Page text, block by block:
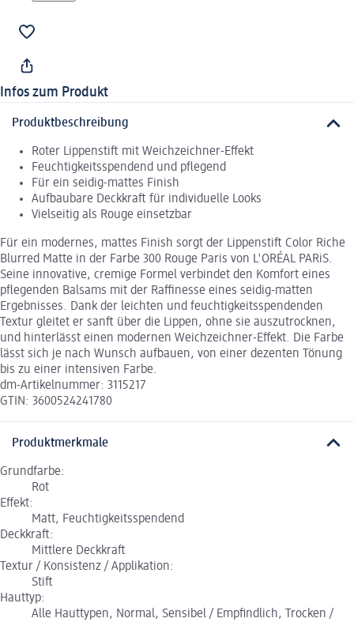
Infos zum Produkt
Produktbeschreibung
Roter Lippenstift mit Weichzeichner-Effekt
Feuchtigkeitsspendend und pflegend
Für ein seidig-mattes Finish
Aufbaubare Deckkraft für individuelle Looks
Vielseitig als Rouge einsetzbar
Für ein modernes, mattes Finish sorgt der Lippenstift Color Riche
Blurred Matte in der Farbe 300 Rouge Paris von L'ORÉAL PARiS.
Seine innovative, cremige Formel verbindet den Komfort eines
pflegenden Balsams mit der Raffinesse eines seidig-matten
Ergebnisses. Dank der leichten und feuchtigkeitsspendenden
Textur gleitet er sanft über die Lippen, ohne sie auszutrocknen,
und hinterlässt einen modernen Weichzeichner-Effekt. Die Farbe
lässt sich je nach Wunsch aufbauen, von einer dezenten Tönung
bis zu einer intensiven Farbe.
dm-Artikelnummer: 3115217
GTIN: 3600524241780
Produktmerkmale
Grundfarbe:
Rot
Effekt:
Matt, Feuchtigkeitsspendend
Deckkraft:
Mittlere Deckkraft
Textur / Konsistenz / Applikation:
Stift
Hauttyp:
Alle Hauttypen, Normal, Sensibel / Empfindlich, Trocken /